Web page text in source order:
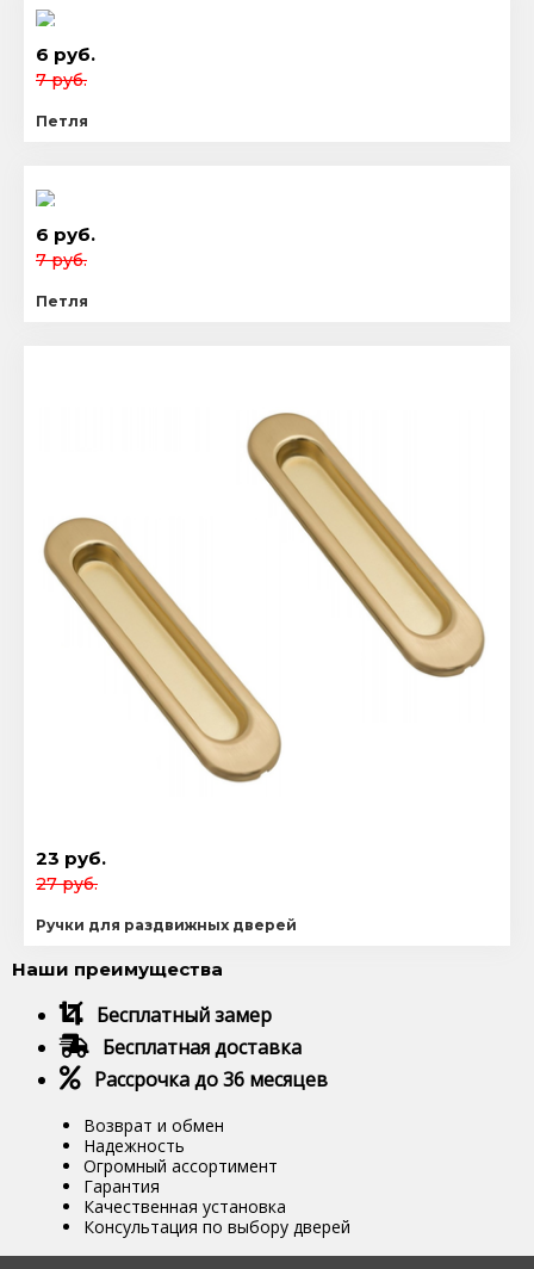
6 руб.
7 руб.
Петля
6 руб.
7 руб.
Петля
23 руб.
27 руб.
Ручки для раздвижных дверей
Наши преимущества
Бесплатный замер
Бесплатная доставка
Рассрочка до 36 месяцев
Возврат и обмен
Надежность
Огромный ассортимент
Гарантия
Качественная установка
Консультация по выбору дверей